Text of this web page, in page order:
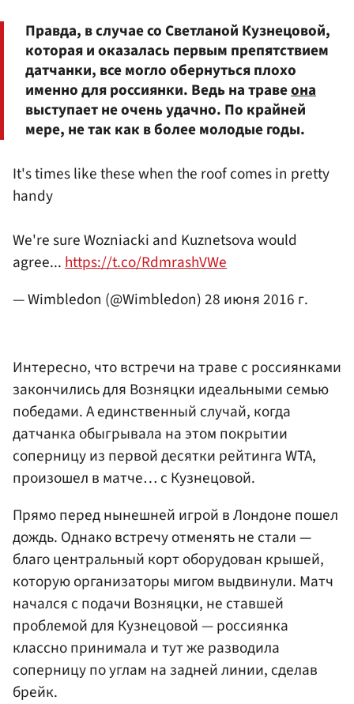
Правда, в случае со Светланой Кузнецовой,
которая и оказалась первым препятствием
датчанки, все могло обернуться плохо
именно для россиянки. Ведь на травеона
выступает не очень удачно. По крайней
мере, не так как в более молодые годы.
It's times like these when the roof comes in pretty
handy
We're sure Wozniacki and Kuznetsova would
agree...https://t.co/RdmrashVWe
— Wimbledon (@Wimbledon)28 июня 2016 г.
Интересно, что встречи на траве с россиянками
закончились для Возняцки идеальными семью
победами. А единственный случай, когда
датчанка обыгрывала на этом покрытии
соперницу из первой десятки рейтинга WTA,
произошел в матче… с Кузнецовой.
Прямо перед нынешней игрой в Лондоне пошел
дождь. Однако встречу отменять не стали —
благо центральный корт оборудован крышей,
которую организаторы мигом выдвинули. Матч
начался с подачи Возняцки, не ставшей
проблемой для Кузнецовой — россиянка
классно принимала и тут же разводила
соперницу по углам на задней линии, сделав
брейк.